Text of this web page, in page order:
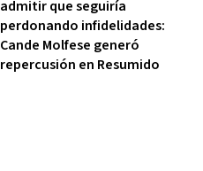
admitir que seguiría
perdonando infidelidades:
Cande Molfese generó
repercusión en Resumido